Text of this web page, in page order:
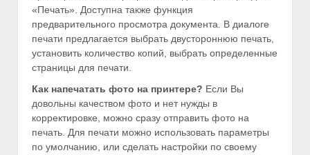
«Печать». Доступна также функция
предварительного просмотра документа. В диалоге
печати предлагается выбрать двустороннюю печать,
установить количество копий, выбрать определенные
страницы для печати.
Как напечатать фото на принтере? Если Вы
довольны качеством фото и нет нужды в
корректировке, можно сразу отправить фото на
печать. Для печати можно использовать параметры
по умолчанию, или сделать настройки по своему